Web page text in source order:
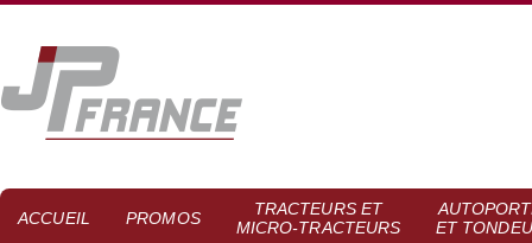
ACCUEIL PROMOS
TRACTEURS ET
MICRO-TRACTEURS
ET